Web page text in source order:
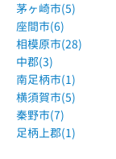
茅ヶ崎市(5)
座間市(6)
相模原市(28)
中郡(3)
南足柄市(1)
横須賀市(5)
秦野市(7)
足柄上郡(1)